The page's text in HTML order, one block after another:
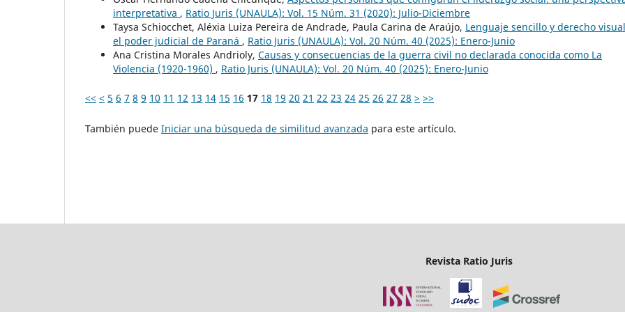
interpretativa , Ratio Juris (UNAULA): Vol. 15 Núm. 31 (2020): Julio-Diciembre
Taysa Schiocchet, Aléxia Luiza Pereira de Andrade, Paula Carina de Araújo, Lenguaje sencillo y derecho
el poder judicial de Paraná , Ratio Juris (UNAULA): Vol. 20 Núm. 40 (2025): Enero-Junio
Ana Cristina Morales Andrioly, Causas y consecuencias de la guerra civil no declarada conocida como La
Violencia (1920-1960) , Ratio Juris (UNAULA): Vol. 20 Núm. 40 (2025): Enero-Junio
<< < 5 6 7 8 9 10 11 12 13 14 15 16 17 18 19 20 21 22 23 24 25 26 27 28 > >>
También puede Iniciar una búsqueda de similitud avanzada para este artículo.
Revista Ratio Juris